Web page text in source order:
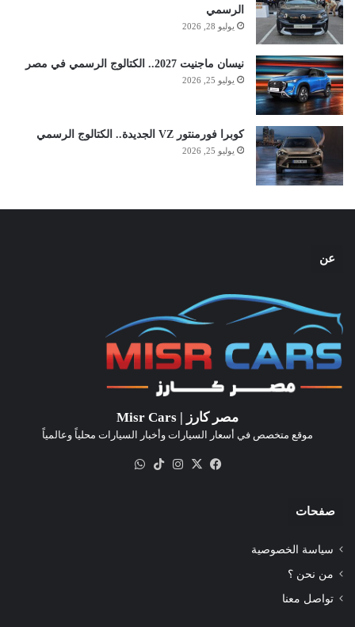
الرسمي
يوليو 28, 2026
نيسان ماجنيت 2027.. الكتالوج الرسمي في مصر
يوليو 25, 2026
كوبرا فورمنتور VZ الجديدة.. الكتالوج الرسمي
يوليو 25, 2026
عن
مصر كارز | Misr Cars
موقع متخصص في أسعار السيارات وأخبار السيارات محلياً وعالمياً
فيسبوك
‫X انستقرام‫TikTok
صفحات
سياسة الخصوصية
من نحن ؟
تواصل معنا